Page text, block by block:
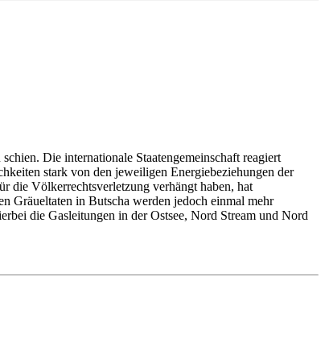
Die internationale Staatengemeinschaft reagiert
stark von den jeweiligen Energiebeziehungen der
die Völkerrechtsverletzung verhängt haben, hat
Gräueltaten in Butscha werden jedoch einmal mehr
die Gasleitungen in der Ostsee, Nord Stream und Nord
Stand der Bau vor zahlreichen Herausforderungen und
Russland und der Ukraine, der in einem Angriffskrieg
wurde das Zertifizierungsverfahren für die noch
gänzlich anderen Licht stand in Abgrenzung zu dieser